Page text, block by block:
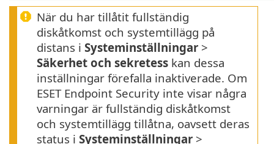
När du har tillåtit fullständig
diskåtkomst och systemtillägg på
distans i Systeminställningar >
Säkerhet och sekretess kan dessa
inställningar förefalla inaktiverade. Om
ESET Endpoint Security inte visar några
varningar är fullständig diskåtkomst
och systemtillägg tillåtna, oavsett deras
status i Systeminställningar >